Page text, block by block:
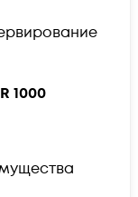
1000